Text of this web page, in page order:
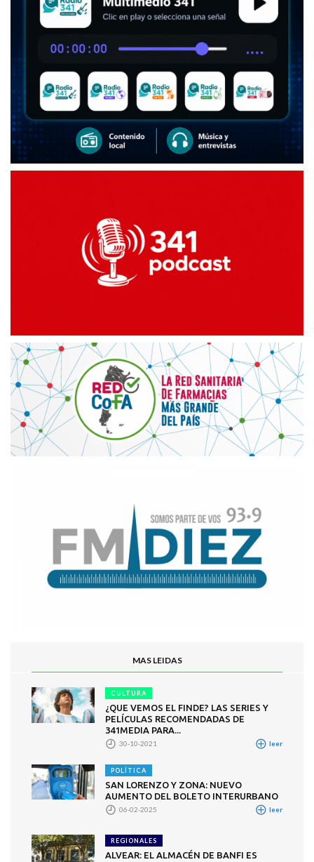
MAS LEIDAS
CULTURA
¿QUE VEMOS EL FINDE? LAS SERIES Y
PELÍCULAS RECOMENDADAS DE
341MEDIA PARA...
30-10-2021 leer
POLÍTICA
SAN LORENZO Y ZONA: NUEVO
AUMENTO DEL BOLETO INTERURBANO
06-02-2025 leer
REGIONALES
ALVEAR: EL ALMACÉN DE BANFI ES